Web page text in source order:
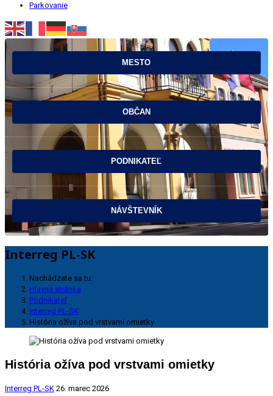
Parkovanie
Interreg PL-SK
Nachádzate sa tu:
Hlavná stránka
Podnikateľ
Interreg PL-SK
História ožíva pod vrstvami omietky
História ožíva pod vrstvami omietky
Interreg PL-SK 26. marec 2026